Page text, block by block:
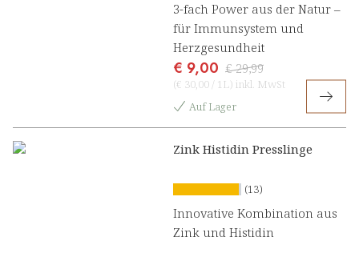
3-fach Power aus der Natur –
für Immunsystem und
Herzgesundheit
€ 9,00 € 29,99
(€ 30,00 / 1L) inkl. MwSt
Auf Lager
Zink Histidin Presslinge
(13)
Innovative Kombination aus
Zink und Histidin